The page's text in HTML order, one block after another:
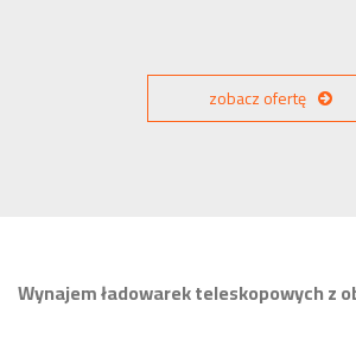
zobacz ofertę
Wynajem ładowarek teleskopowych z